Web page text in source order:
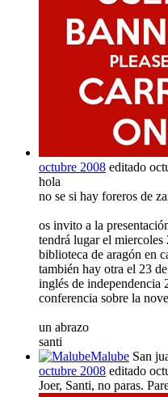
octubre 2008 editado
hola
no se si hay foreros de
os invito a la
tendrá lugar el miercoles
biblioteca de aragón en
también hay otra el 23
inglés de independencia
conferencia sobre la
un abrazo
santi
Malube San
octubre 2008 editado
Joer, Santi, no paras.